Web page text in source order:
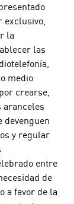
exclusivo,
la
las
medio
crearse,
aranceles
devenguen
y regular
entre
de
a favor de la